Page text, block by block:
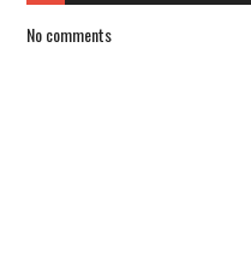
No comments